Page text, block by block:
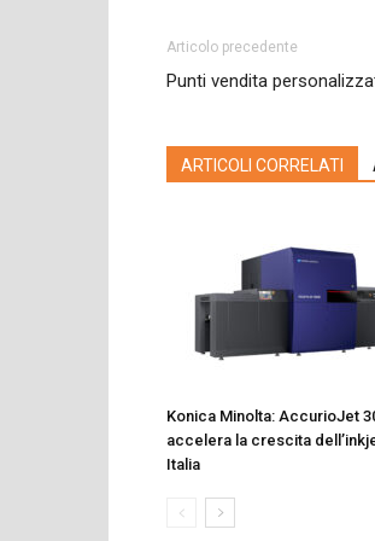
Articolo precedente
Punti vendita
ARTICOLI CORRELATI
Konica Minolta: AccurioJet
accelera la crescita
Italia